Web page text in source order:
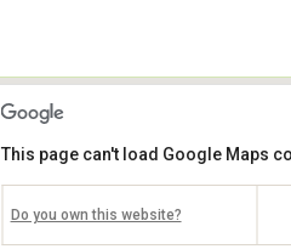
瑠璃光院
左京区上高野東山55番地
This page can't load Google Maps
Do you own this website?